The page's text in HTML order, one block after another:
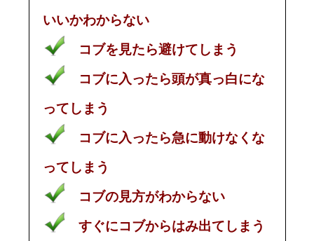
いいかわからない
コブを見たら避けてしまう
コブに入ったら頭が真っ白にな
ってしまう
コブに入ったら急に動けなくな
ってしまう
コブの見方がわからない
すぐにコブからはみ出てしまう